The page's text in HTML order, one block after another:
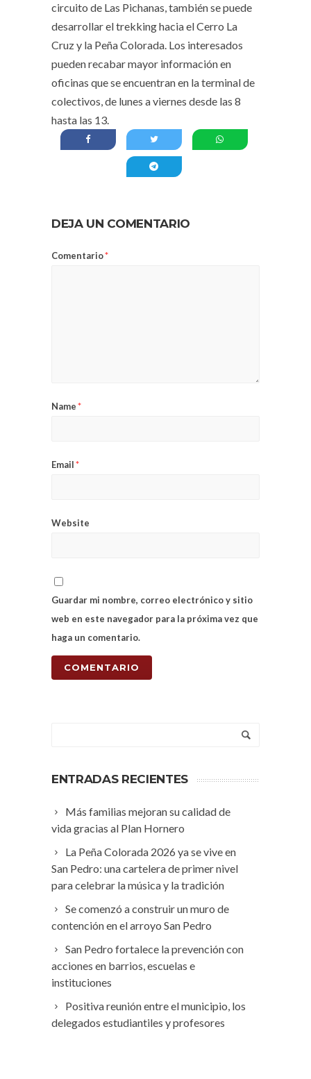
circuito de Las Pichanas, también se puede
desarrollar el trekking hacia el Cerro La
Cruz y la Peña Colorada. Los interesados
pueden recabar mayor información en
oficinas que se encuentran en la terminal de
colectivos, de lunes a viernes desde las 8
hasta las 13.
DEJA UN COMENTARIO
Comentario*
Name*
Email*
Website
Guardar mi nombre, correo electrónico y sitio
web en este navegador para la próxima vez que
haga un comentario.
ENTRADAS RECIENTES
Más familias mejoran su calidad de
vida gracias al Plan Hornero
La Peña Colorada 2026 ya se vive en
San Pedro: una cartelera de primer nivel
para celebrar la música y la tradición
Se comenzó a construir un muro de
contención en el arroyo San Pedro
San Pedro fortalece la prevención con
acciones en barrios, escuelas e
instituciones
Positiva reunión entre el municipio, los
delegados estudiantiles y profesores